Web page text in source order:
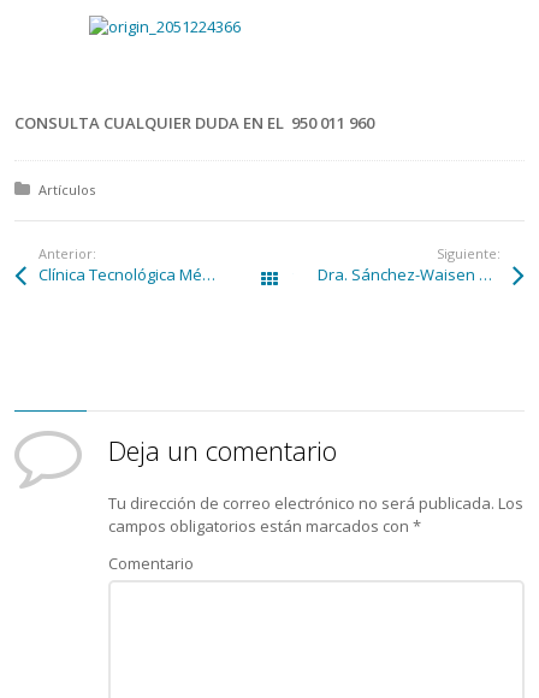
CONSULTA CUALQUIER DUDA EN EL 950 011 960
Posted in:
Artículos
Anterior:
Clínica Tecnológica Médica, pone en marcha la Unidad de Oncología Intervencionista pionera en Andalucía Todas las entradas
Siguiente:
Dra. Sánchez-Waisen Hernandez
Deja un comentario
Tu dirección de correo electrónico no será publicada. Los
campos obligatorios están marcados con*
Comentario